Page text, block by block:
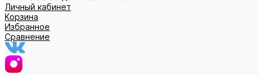
Личный кабинет
Корзина
Избранное
Сравнение